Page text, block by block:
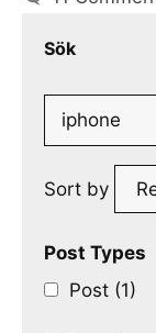
Sök
Search
for:
Sort by
Post Types
Post (1)